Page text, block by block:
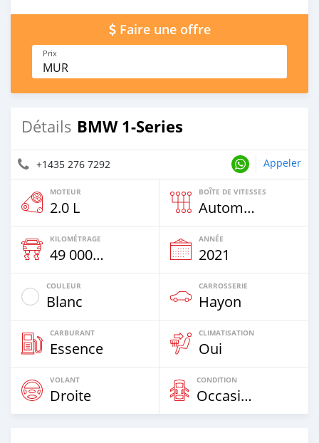
Faire une offre
Prix
MUR
Détails BMW 1-Series
+1435 276 7292 Appeler
MOTEUR
2.0 L
BOÎTE DE VITESSES
Automatique
KILOMÉTRAGE
49 000 Km
ANNÉE
2021
COULEUR
Blanc
CARROSSERIE
Hayon
CARBURANT
Essence
CLIMATISATION
Oui
VOLANT
Droite
CONDITION
Occasion